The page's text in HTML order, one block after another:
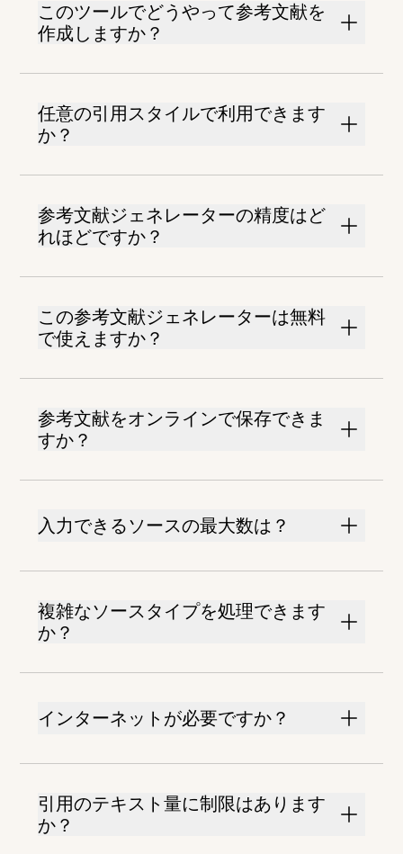
このツールでどうやって参考文献を
作成しますか？
任意の引用スタイルで利用できます
か？
参考文献ジェネレーターの精度はど
れほどですか？
この参考文献ジェネレーターは無料
で使えますか？
参考文献をオンラインで保存できま
すか？
入力できるソースの最大数は？
複雑なソースタイプを処理できます
か？
インターネットが必要ですか？
引用のテキスト量に制限はあります
か？